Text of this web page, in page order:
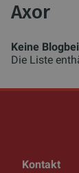
Axor
Keine
Die Liste
Kontakt